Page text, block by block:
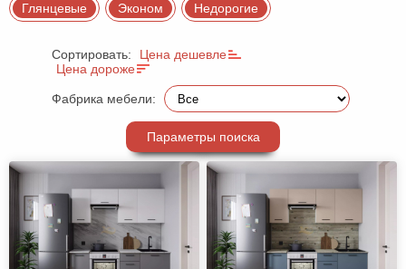
Мягкая
мебель
Детская
прихожей
Комоды
Офисная
мебель
Столы
Глянцевые Эконом Недорогие
Сортировать:
Цена дешевле
Цена дороже
Фабрика мебели:
Параметры поиска